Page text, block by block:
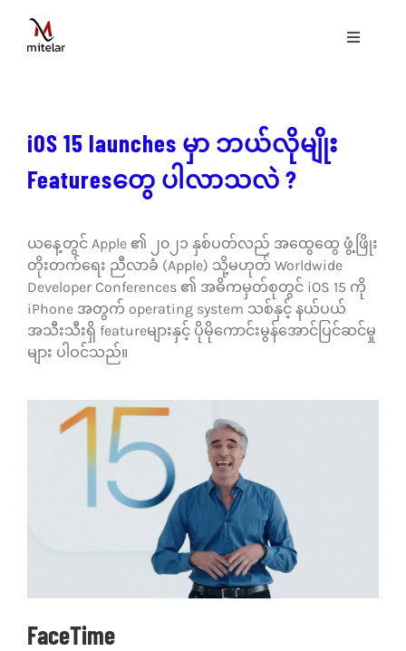
content
Toggle
နည်းပညာ
ပရောဂျက်များ
ဗွီဒီယိုများ
သုံးသပ်ချက်များ
ဆက်သွယ်ရန်
iOS 15 launches မှာ ဘယ်လိုမျိုး
Featuresတွေ ပါလာသလဲ ?
ယနေ့တွင် Apple ၏ ၂၀၂၁ နှစ်ပတ်လည် အထွေထွေ ဖွံ့ဖြိုး
တိုးတက်ရေး ညီလာခံ (Apple) သို့မဟုတ် Worldwide
Developer Conferences ၏ အဓိကမှတ်စုတွင် iOS 15 ကို
iPhone အတွက် operating system သစ်နှင့် နယ်ပယ်
အသီးသီးရှိ featureများနှင့် ပိုမိုကောင်းမွန်အောင်ပြင်ဆင်မှု
များ ပါဝင်သည်။
FaceTime